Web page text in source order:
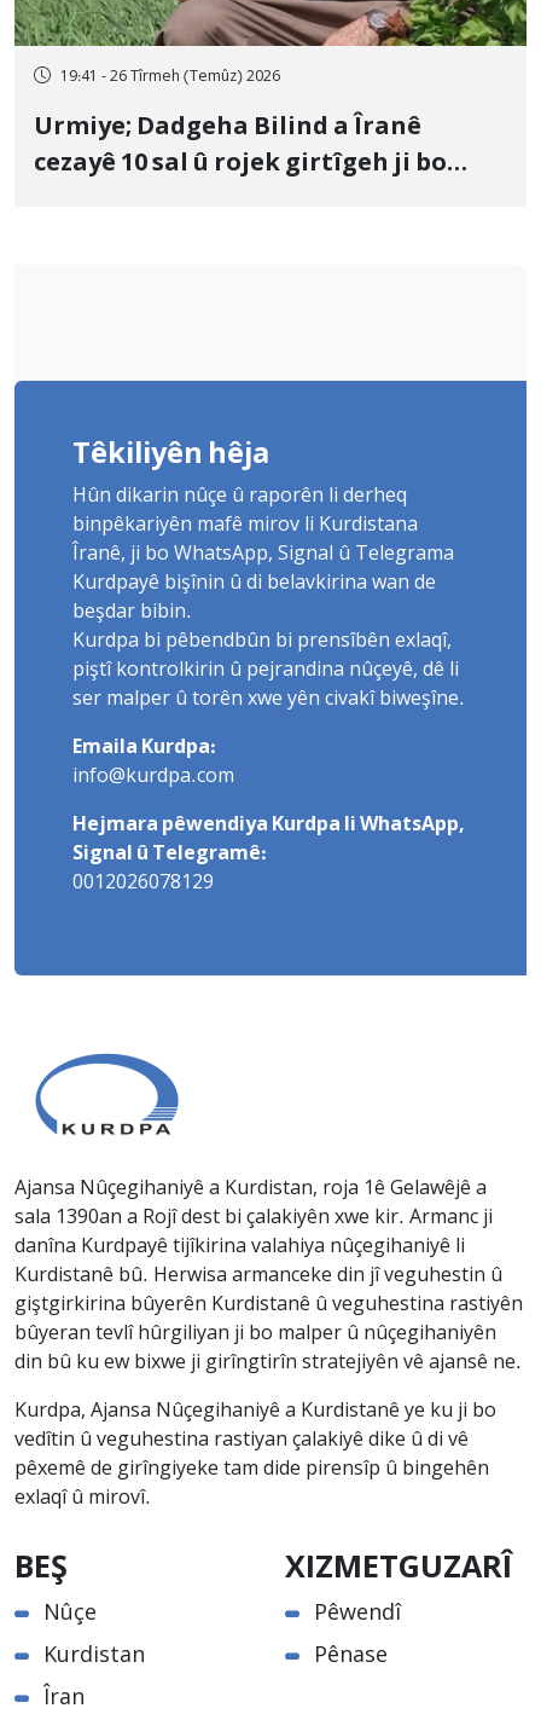
19:41 - 26 Tîrmeh (Temûz) 2026
Urmiye; Dadgeha Bilind a Îranê
cezayê 10 sal û rojek girtîgeh ji bo
Têkiliyên hêja
Hûn dikarin nûçe û raporên li derheq
binpêkariyên mafê mirov li Kurdistana
Îranê, ji bo WhatsApp, Signal û Telegrama
Kurdpayê bişînin û di belavkirina wan de
beşdar bibin.
Kurdpa bi pêbendbûn bi prensîbên exlaqî,
piştî kontrolkirin û pejrandina nûçeyê, dê li
ser malper û torên xwe yên civakî biweşîne.
Emaila Kurdpa:
info@kurdpa.com
Hejmara pêwendiya Kurdpa li WhatsApp,
Signal û Telegramê:
0012026078129
Ajansa Nûçegihaniyê a Kurdistan, roja 1ê Gelawêjê a
sala 1390an a Rojî dest bi çalakiyên xwe kir. Armanc ji
danîna Kurdpayê tijîkirina valahiya nûçegihaniyê li
Kurdistanê bû. Herwisa armanceke din jî veguhestin û
giştgirkirina bûyerên Kurdistanê û veguhestina rastiyên
bûyeran tevlî hûrgiliyan ji bo malper û nûçegihaniyên
din bû ku ew bixwe ji girîngtirîn stratejiyên vê ajansê ne.
Kurdpa, Ajansa Nûçegihaniyê a Kurdistanê ye ku ji bo
vedîtin û veguhestina rastiyan çalakiyê dike û di vê
pêxemê de girîngiyeke tam dide pirensîp û bingehên
exlaqî û mirovî.
BEŞ
Nûçe
Kurdistan
Îran
XIZMETGUZARÎ
Pêwendî
Pênase